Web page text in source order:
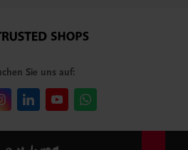
Sie uns auf: